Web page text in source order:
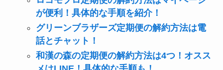
が便利！具体的な手順を紹介！
グリーンブラザーズ定期便の解約方法は電
話とチャット！
和漢の森の定期便の解約方法は4つ！オスス